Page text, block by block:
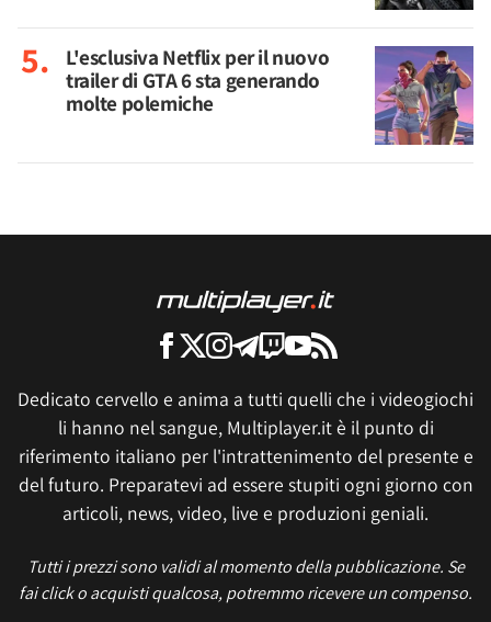
L'esclusiva Netflix per il nuovo
trailer di GTA 6 sta generando
molte polemiche
Dedicato cervello e anima a tutti quelli che i videogiochi
li hanno nel sangue, Multiplayer.it è il punto di
riferimento italiano per l'intrattenimento del presente e
del futuro. Preparatevi ad essere stupiti ogni giorno con
articoli, news, video, live e produzioni geniali.
Tutti i prezzi sono validi al momento della pubblicazione. Se
fai click o acquisti qualcosa, potremmo ricevere un compenso.